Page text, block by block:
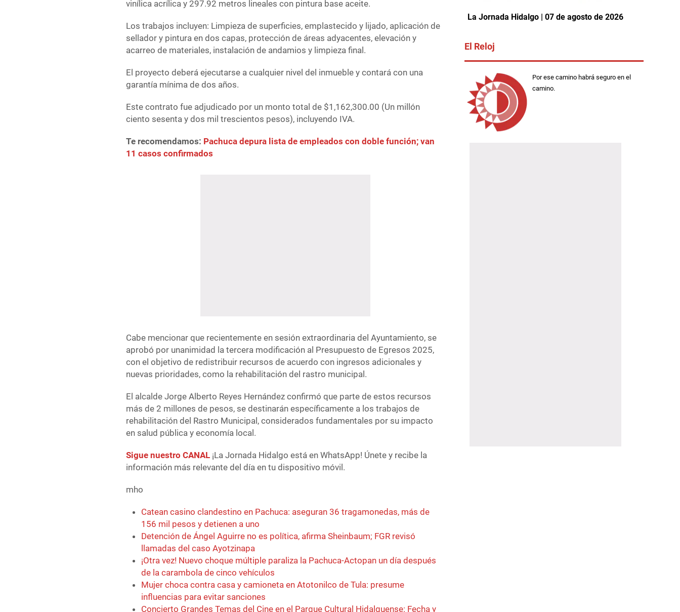
vinílica acrílica y 297.92 metros lineales con pintura base aceite.
Los trabajos incluyen: Limpieza de superficies, emplastecido y lijado, aplicación de
sellador y pintura en dos capas, protección de áreas adyacentes, elevación y
acarreo de materiales, instalación de andamios y limpieza final.
El proyecto deberá ejecutarse a cualquier nivel del inmueble y contará con una
garantía mínima de dos años.
Este contrato fue adjudicado por un monto total de $1,162,300.00 (Un millón
ciento sesenta y dos mil trescientos pesos), incluyendo IVA.
Te recomendamos: Pachuca depura lista de empleados con doble función; van
11 casos confirmados
Cabe mencionar que recientemente en sesión extraordinaria del Ayuntamiento, se
aprobó por unanimidad la tercera modificación al Presupuesto de Egresos 2025,
con el objetivo de redistribuir recursos de acuerdo con ingresos adicionales y
nuevas prioridades, como la rehabilitación del rastro municipal.
El alcalde Jorge Alberto Reyes Hernández confirmó que parte de estos recursos
más de 2 millones de pesos, se destinarán específicamente a los trabajos de
rehabilitación del Rastro Municipal, considerados fundamentales por su impacto
en salud pública y economía local.
Sigue nuestro CANAL ¡La Jornada Hidalgo está en WhatsApp! Únete y recibe la
información más relevante del día en tu dispositivo móvil.
mho
Catean casino clandestino en Pachuca: aseguran 36 tragamonedas, más de
156 mil pesos y detienen a uno
Detención de Ángel Aguirre no es política, afirma Sheinbaum; FGR revisó
llamadas del caso Ayotzinapa
¡Otra vez! Nuevo choque múltiple paraliza la Pachuca-Actopan un día después
de la carambola de cinco vehículos
Mujer choca contra casa y camioneta en Atotonilco de Tula: presume
influencias para evitar sanciones
Concierto Grandes Temas del Cine en el Parque Cultural Hidalguense: Fecha y
La Jornada Hidalgo | 07 de agosto de 2026
El Reloj
Por ese camino habrá seguro en el
camino.